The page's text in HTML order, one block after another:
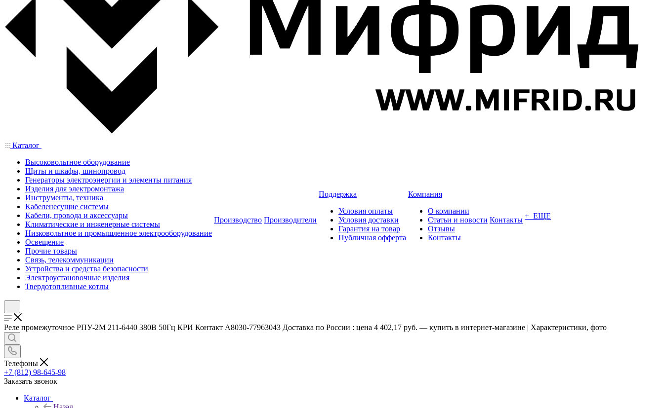
Каталог
Высоковольтное оборудование
Щиты и шкафы, шинопровод
Генераторы электроэнергии и элементы питания
Изделия для электромонтажа
Инструменты, техника
Кабеленесущие системы
Кабели, провода и аксессуары
Климатические и инженерные системы
Низковольтное и промышленное электрооборудование
Освещение
Прочие товары
Связь, телекоммуникации
Устройства и средства безопасности
Электроустановочные изделия
Твердотопливные котлы
Производство Производители
Поддержка
Условия оплаты
Условия доставки
Гарантия на товар
Публичная офферта
Компания
О компании
Статьи и новости
Отзывы
Контакты
Контакты + ЕЩЕ
Реле промежуточное РПУ-2М 211-6440 380В 50Гц КРИ Контакт A8030-77963043 Доставка по России : цена 4 402,17 руб. — купить в интернет-магазине | Характеристики, фото
Телефоны
+7 (812) 98-645-98
Заказать звонок
Каталог